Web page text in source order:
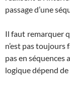
passage d’une
Il faut remarquer
n’est pas toujours
pas en séquences
logique dépend